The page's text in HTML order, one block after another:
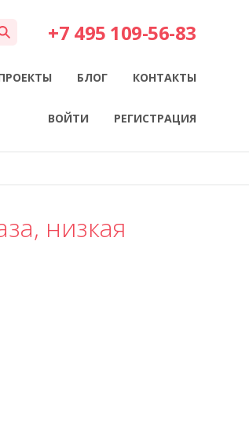
+7 495 109-56-83
БЛОГ КОНТАКТЫ
ВОЙТИ РЕГИСТРАЦИЯ
низкая